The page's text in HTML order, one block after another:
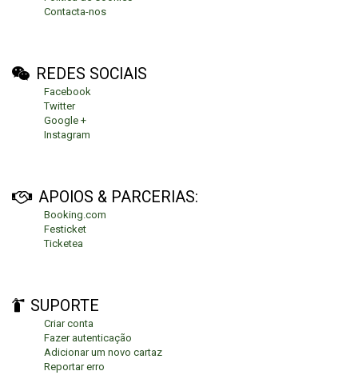
Contacta-nos
REDES SOCIAIS
Facebook
Twitter
Google +
Instagram
APOIOS & PARCERIAS:
Booking.com
Festicket
Ticketea
SUPORTE
Criar conta
Fazer autenticação
Adicionar um novo cartaz
Reportar erro